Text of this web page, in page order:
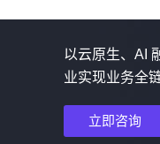
以云原生、AI
业实现业务全
立即咨询